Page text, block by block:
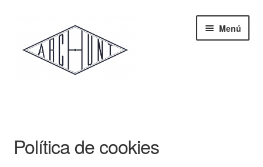
navegación
contenido
Menú
Política de cookies